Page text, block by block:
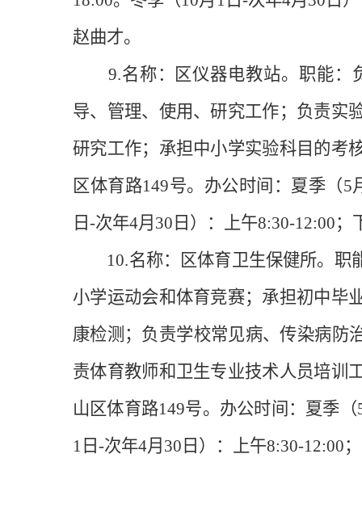
赵曲才。
9.名称：区仪器电教站。职能：
导、管理、使用、研究工作；负责实
研究工作；承担中小学实验科目的考
区体育路149号。办公时间：夏季（5
日-次年4月30日）：上午8:30-12:00
10.名称：区体育卫生保健所。职
小学运动会和体育竞赛；承担初中毕
康检测；负责学校常见病、传染病防
责体育教师和卫生专业技术人员培训
山区体育路149号。办公时间：夏季
1日-次年4月30日）：上午8:30-12:00